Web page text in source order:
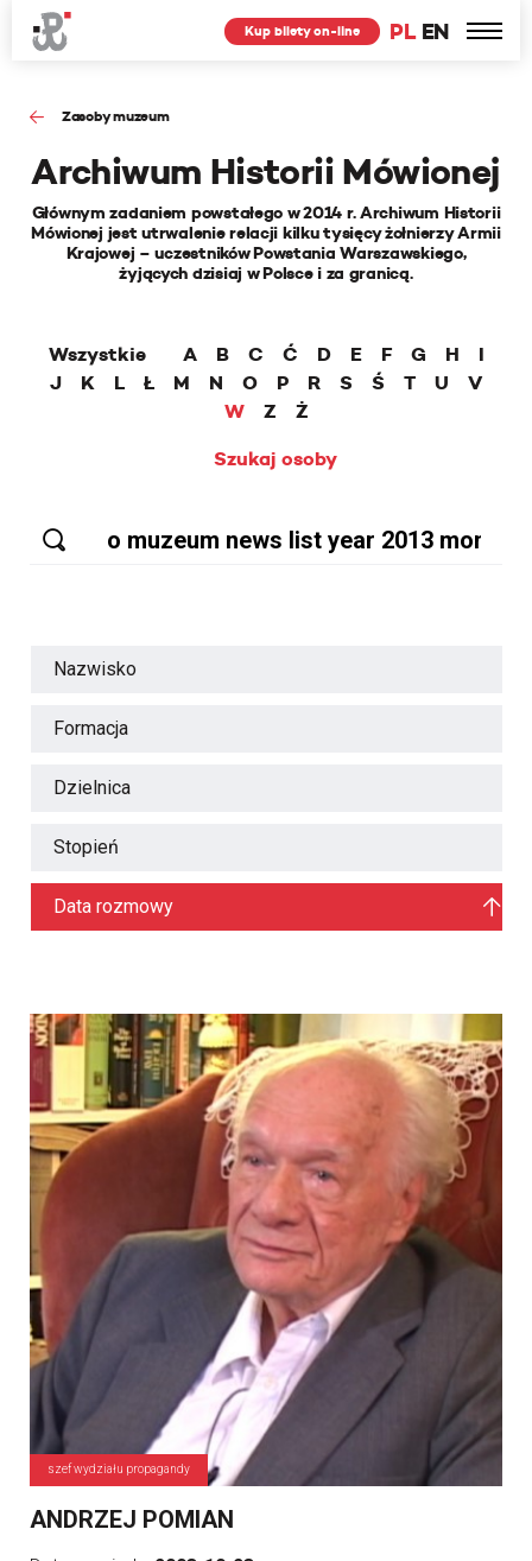
PL EN
Kup bilety on-line
Zasoby muzeum
Archiwum Historii Mówionej
Głównym zadaniem powstałego w 2014 r. Archiwum Historii
Mówionej jest utrwalenie relacji kilku tysięcy żołnierzy Armii
Krajowej – uczestników Powstania Warszawskiego,
żyjących dzisiaj w Polsce i za granicą.
Wszystkie A B C Ć D E F G H
I
J
K L Ł M N O P R S Ś T U
V
W
Z
Ż
Szukaj osoby
Nazwisko
Formacja
Dzielnica
Stopień
Data rozmowy
szef wydziału propagandy
ANDRZEJ POMIAN